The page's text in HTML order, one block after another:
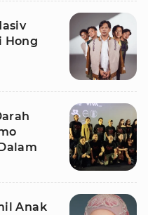
Hong
Anak